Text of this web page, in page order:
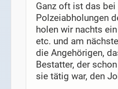
Ganz oft ist das bei
Polzeiabholungen
holen wir nachts
etc. und am
die Angehörigen,
Bestatter, der
sie tätig war, den